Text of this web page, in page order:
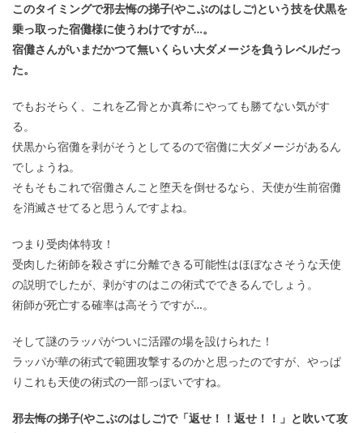
このタイミングで邪去悔の挮子(やこぶのはしご)という技を伏黒を
乗っ取った宿儺様に使うわけですが…。
宿儺さんがいまだかつて無いくらい大ダメージを負うレベルだっ
た。
でもおそらく、これを乙骨とか真希にやっても勝てない気がす
る。
伏黒から宿儺を剥がそうとしてるので宿儺に大ダメージがあるん
でしょうね。
そもそもこれで宿儺さんこと堕天を倒せるなら、天使が生前宿儺
を消滅させてると思うんですよね。
つまり受肉体特攻！
受肉した術師を殺さずに分離できる可能性はほぼなさそうな天使
の説明でしたが、剥がすのはこの術式でできるんでしょう。
術師が死亡する確率は高そうですが…。
そして謎のラッパがついに活躍の場を設けられた！
ラッパが華の術式で範囲攻撃するのかと思ったのですが、やっぱ
りこれも天使の術式の一部っぽいですね。
邪去悔の挮子(やこぶのはしご)で「返せ！！返せ！！」と吹いて攻